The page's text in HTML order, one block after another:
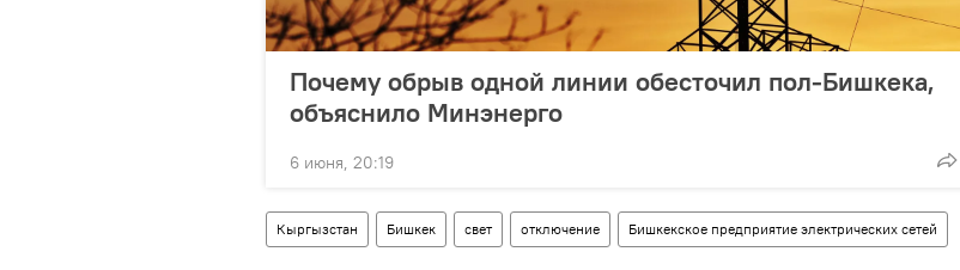
Почему обрыв одной линии обесточил пол-Бишкека,
объяснило Минэнерго
6 июня, 20:19
Кыргызстан Бишкек свет отключение Бишкекское предприятие электрических сетей